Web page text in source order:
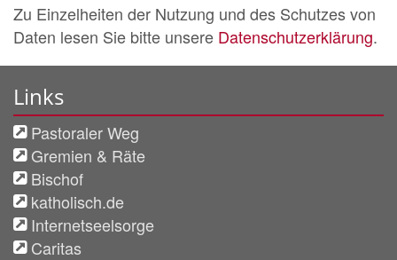
Zu Einzelheiten der Nutzung und des Schutzes von
Daten lesen Sie bitte unsere Datenschutzerklärung.
Links
Pastoraler Weg
Gremien & Räte
Bischof
katholisch.de
Internetseelsorge
Caritas